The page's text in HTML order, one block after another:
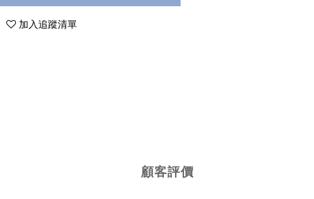
加入追蹤清單
顧客評價